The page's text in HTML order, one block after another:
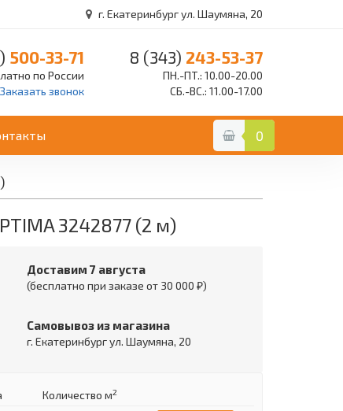
г. Екатеринбург ул. Шаумяна, 20
500-33-71
по России
Заказать звонок
8 (343) 243-53-37
ПН.-ПТ.: 10.00-20.00
СБ.-ВС.: 11.00-17.00
0
3242877 (2 м)
Доставим 7 августа
(бесплатно при заказе от 30 000 ₽)
Самовывоз из магазина
г. Екатеринбург ул. Шаумяна, 20
Количество м2